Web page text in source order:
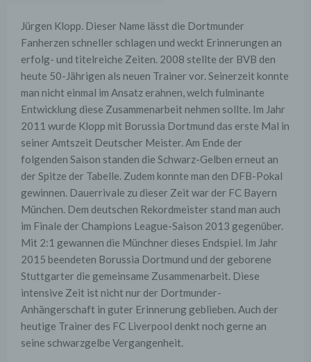
Jürgen Klopp. Dieser Name lässt die Dortmunder
Fanherzen schneller schlagen und weckt Erinnerungen an
erfolg- und titelreiche Zeiten. 2008 stellte der BVB den
heute 50-Jährigen als neuen Trainer vor. Seinerzeit konnte
man nicht einmal im Ansatz erahnen, welch fulminante
Entwicklung diese Zusammenarbeit nehmen sollte. Im Jahr
2011 wurde Klopp mit Borussia Dortmund das erste Mal in
seiner Amtszeit Deutscher Meister. Am Ende der
folgenden Saison standen die Schwarz-Gelben erneut an
der Spitze der Tabelle. Zudem konnte man den DFB-Pokal
gewinnen. Dauerrivale zu dieser Zeit war der FC Bayern
München. Dem deutschen Rekordmeister stand man auch
im Finale der Champions League-Saison 2013 gegenüber.
Mit 2:1 gewannen die Münchner dieses Endspiel. Im Jahr
2015 beendeten Borussia Dortmund und der geborene
Stuttgarter die gemeinsame Zusammenarbeit. Diese
intensive Zeit ist nicht nur der Dortmunder-
Anhängerschaft in guter Erinnerung geblieben. Auch der
heutige Trainer des FC Liverpool denkt noch gerne an
seine schwarzgelbe Vergangenheit.